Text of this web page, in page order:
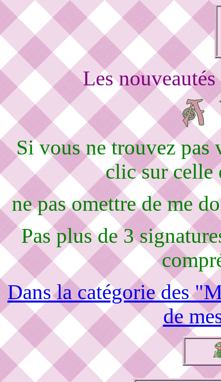
Les
Si vous ne trouvez pas
clic sur celle
ne pas omettre de me
Pas plus de 3
Dans la catégorie des
de